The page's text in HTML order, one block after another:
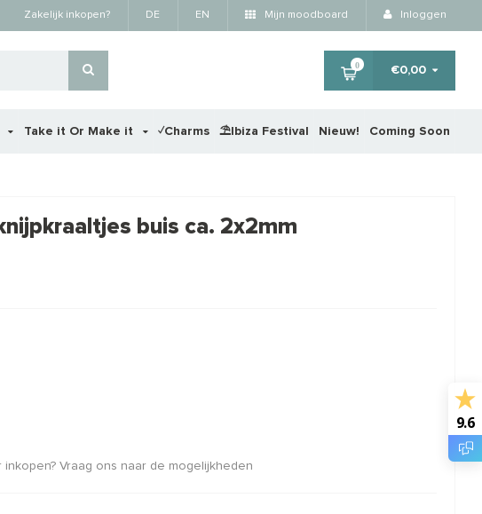
Zakelijk inkopen? DE EN Mijn moodboard Inloggen
0 €0,00
Take it Or Make it ✓Charms ⛱️Ibiza Festival Nieuw! Coming Soon
1
6mm
buis ca. 2x2mm
Vraag ons naar de mogelijkheden
9.6